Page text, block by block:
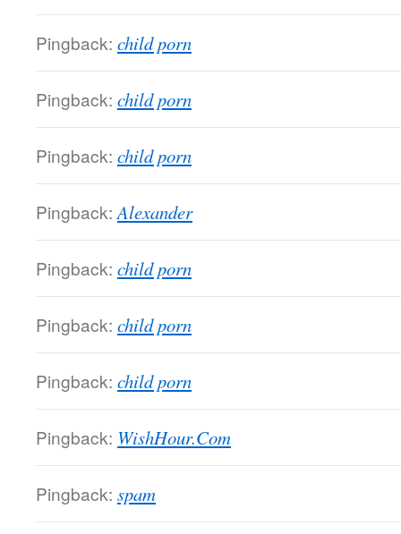
Pingback: child porn
Pingback: child porn
Pingback: child porn
Pingback: Alexander
Pingback: child porn
Pingback: child porn
Pingback: child porn
Pingback: WishHour.Com
Pingback: spam